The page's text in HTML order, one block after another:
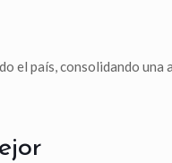
el país, consolidando